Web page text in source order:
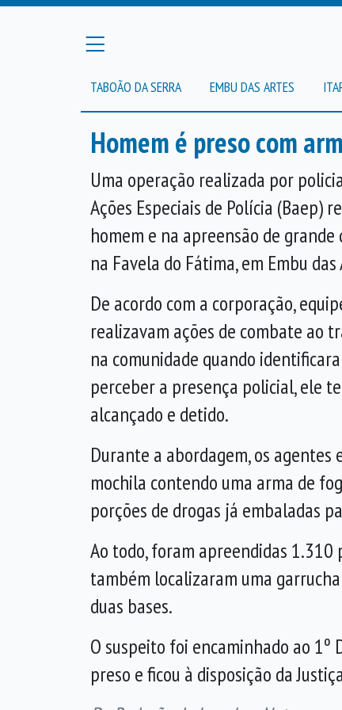
TABOÃO DA SERRA EMBU DAS ARTES
Homem é preso com
Uma operação realizada por
Ações Especiais de Polícia (Baep)
homem e na apreensão de
na Favela do Fátima, em Embu
De acordo com a corporação,
realizavam ações de combate ao
na comunidade quando
perceber a presença policial, ele
alcançado e detido.
Durante a abordagem, os agentes
mochila contendo uma arma de
porções de drogas já embaladas
Ao todo, foram apreendidas 1.310
também localizaram uma
duas bases.
O suspeito foi encaminhado ao
preso e ficou à disposição da